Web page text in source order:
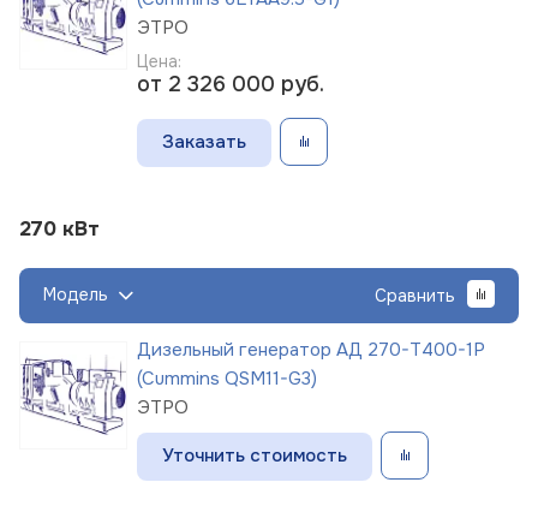
ЭТРО
Цена:
от 2 326 000 руб.
Заказать
270 кВт
Модель Сравнить
Дизельный генератор АД 270-Т400-1Р
(Cummins QSM11-G3)
ЭТРО
Уточнить стоимость